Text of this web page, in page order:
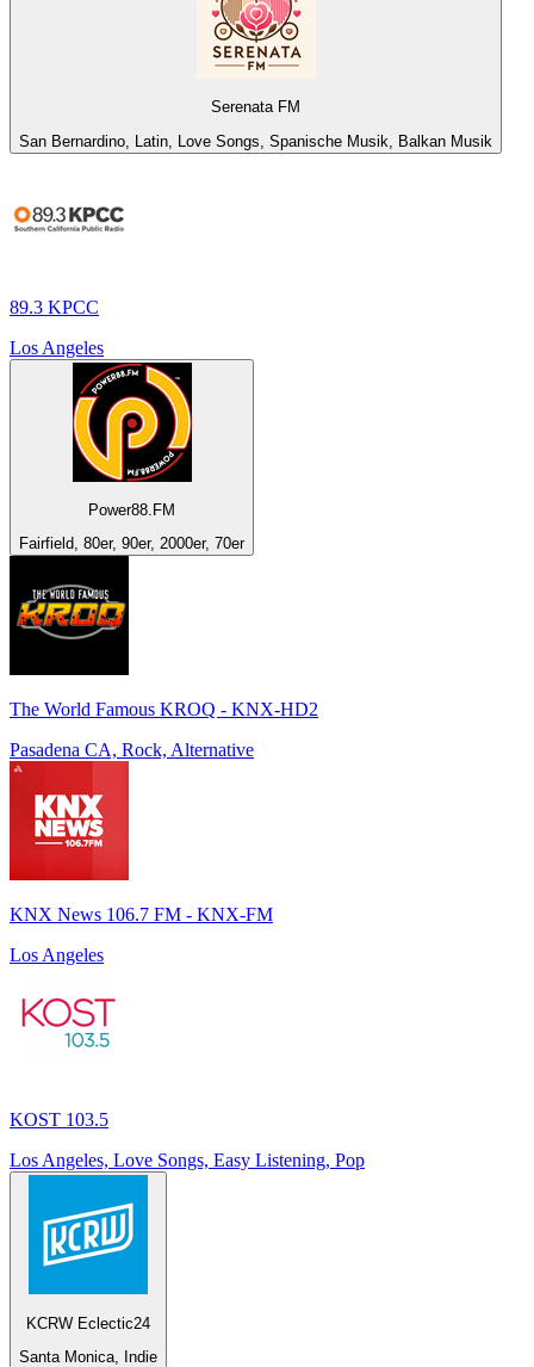
Serenata FM
San Bernardino, Latin, Love Songs, Spanische Musik, Balkan Musik
89.3 KPCC
Los Angeles
Power88.FM
Fairfield, 80er, 90er, 2000er, 70er
The World Famous KROQ - KNX-HD2
Pasadena CA, Rock, Alternative
KNX News 106.7 FM - KNX-FM
Los Angeles
KOST 103.5
Los Angeles, Love Songs, Easy Listening, Pop
KCRW Eclectic24
Santa Monica, Indie